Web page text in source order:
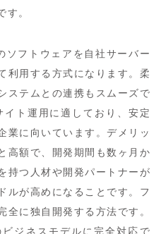
す。
ソフトウェアを自社サーバー
利用する方式になります。柔
ステムとの連携もスムーズで
ト運用に適しており、安定
業に向いています。デメリッ
高額で、開発期間も数ヶ月か
持つ人材や開発パートナーが
ルが高めになることです。フ
全に独自開発する方法です。
ジネスモデルに完全対応で